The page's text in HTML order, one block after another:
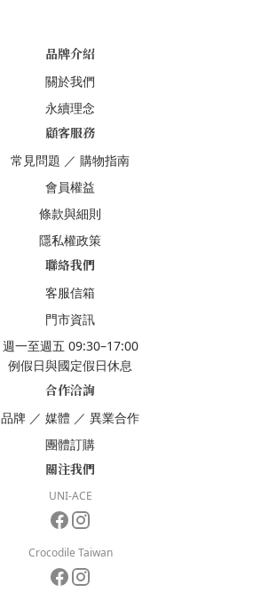
品牌介紹
關於我們
永續理念
顧客服務
常見問題 ／ 購物指南
會員權益
條款與細則
隱私權政策
聯絡我們
客服信箱
門市資訊
週一至週五 09:30–17:00
例假日與國定假日休息
合作洽詢
品牌 ／ 媒體 ／ 異業合作
團體訂購
關注我們
UNI-ACE
Crocodile Taiwan